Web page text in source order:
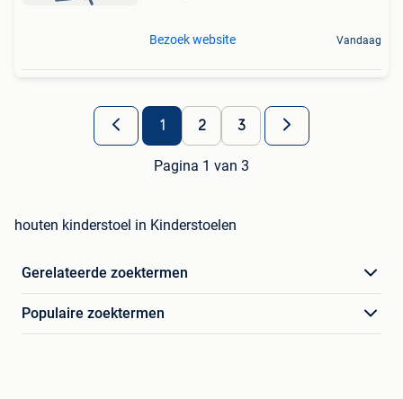
Bezoek website Vandaag
1 2 3
Pagina 1 van 3
houten kinderstoel in Kinderstoelen
Gerelateerde zoektermen
Populaire zoektermen